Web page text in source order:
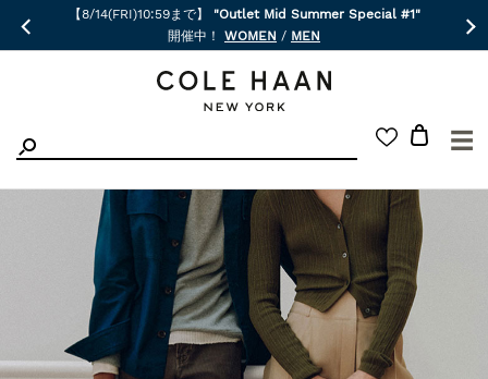
【8/14(FRI)10:59まで】
"Outlet Mid Summer Special #1"
開催中！ WOMEN / MEN
☰